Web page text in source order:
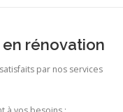
rénovation
par nos services